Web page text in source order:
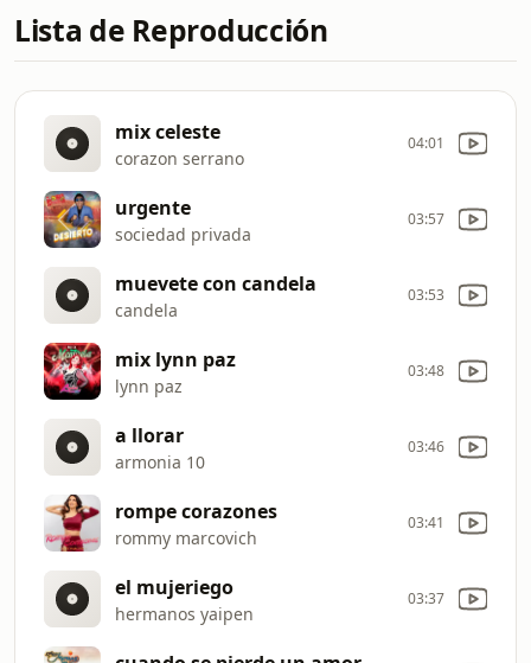
Lista de Reproducción
mix celeste
corazon serrano
04:01
urgente
sociedad privada
03:57
muevete con candela
candela
03:53
mix lynn paz
lynn paz
03:48
a llorar
armonia 10
03:46
rompe corazones
rommy marcovich
03:41
el mujeriego
hermanos yaipen
03:37